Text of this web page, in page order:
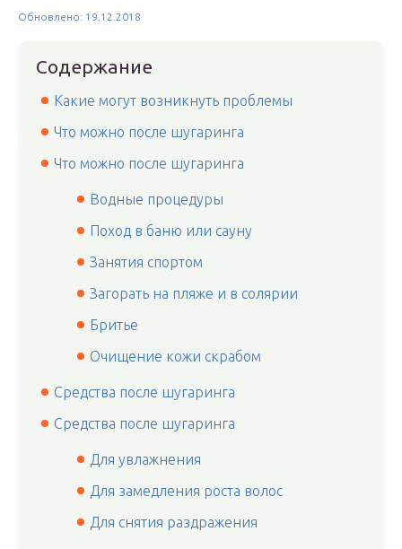
Обновлено: 19.12.2018
Содержание
Какие могут возникнуть проблемы
Что можно после шугаринга
Что можно после шугаринга
Водные процедуры
Поход в баню или сауну
Занятия спортом
Загорать на пляже и в солярии
Бритье
Очищение кожи скрабом
Средства после шугаринга
Средства после шугаринга
Для увлажнения
Для замедления роста волос
Для снятия раздражения